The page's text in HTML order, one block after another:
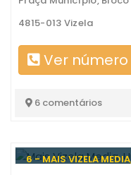
4815-013 Vizela
Ver
6 comentários
6 - MAIS VIZELA